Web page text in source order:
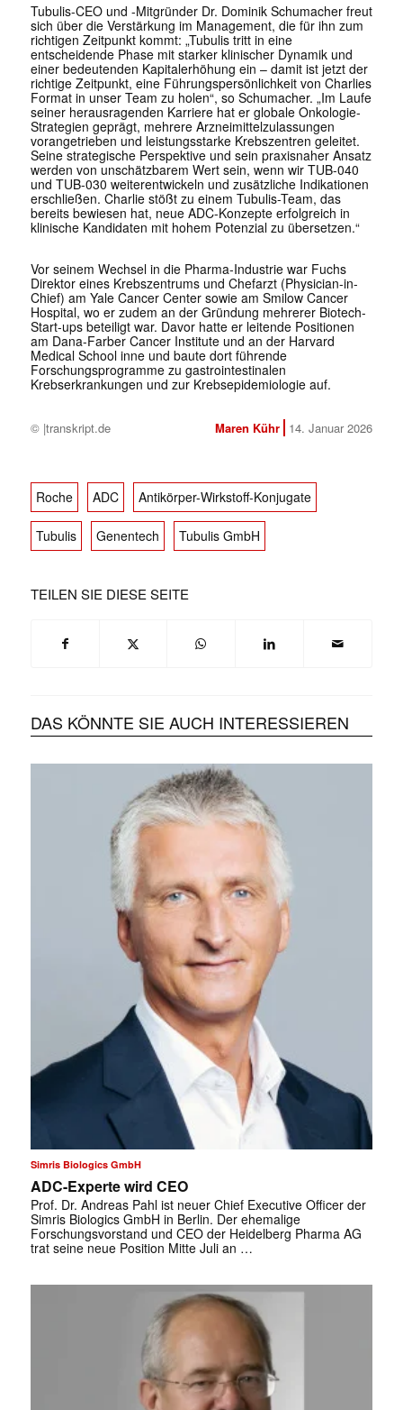
Tubulis-CEO und -Mitgründer Dr. Dominik Schumacher freut
sich über die Verstärkung im Management, die für ihn zum
richtigen Zeitpunkt kommt: „Tubulis tritt in eine
entscheidende Phase mit starker klinischer Dynamik und
einer bedeutenden Kapitalerhöhung ein – damit ist jetzt der
richtige Zeitpunkt, eine Führungspersönlichkeit von Charlies
Format in unser Team zu holen“, so Schumacher. „Im Laufe
seiner herausragenden Karriere hat er globale Onkologie-
Strategien geprägt, mehrere Arzneimittelzulassungen
vorangetrieben und leistungsstarke Krebszentren geleitet.
Seine strategische Perspektive und sein praxisnaher Ansatz
werden von unschätzbarem Wert sein, wenn wir TUB-040
und TUB-030 weiterentwickeln und zusätzliche Indikationen
erschließen. Charlie stößt zu einem Tubulis-Team, das
bereits bewiesen hat, neue ADC-Konzepte erfolgreich in
klinische Kandidaten mit hohem Potenzial zu übersetzen.“
Vor seinem Wechsel in die Pharma-Industrie war Fuchs
Direktor eines Krebszentrums und Chefarzt (Physician-in-
Chief) am Yale Cancer Center sowie am Smilow Cancer
Hospital, wo er zudem an der Gründung mehrerer Biotech-
Start-ups beteiligt war. Davor hatte er leitende Positionen
am Dana-Farber Cancer Institute und an der Harvard
Medical School inne und baute dort führende
Forschungsprogramme zu gastrointestinalen
Krebserkrankungen und zur Krebsepidemiologie auf.
© |transkript.de Maren Kühr 14. Januar 2026
Roche ADC Antikörper-Wirkstoff-Konjugate
Tubulis Genentech Tubulis GmbH
TEILEN SIE DIESE SEITE
DAS KÖNNTE SIE AUCH INTERESSIEREN
Simris Biologics GmbH
ADC-Experte wird CEO
Prof. Dr. Andreas Pahl ist neuer Chief Executive Officer der
Simris Biologics GmbH in Berlin. Der ehemalige
Forschungsvorstand und CEO der Heidelberg Pharma AG
trat seine neue Position Mitte Juli an …